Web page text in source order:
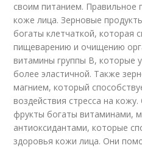
своим питанием. Правильное
коже лица. Зерновые
богаты клетчаткой, которая
пищеварению и очищению
витамины группы В, которые
более эластичной. Также
магнием, который
воздействия стресса на
фрукты богаты витаминами,
антиоксидантами, которые
здоровья кожи лица. Они